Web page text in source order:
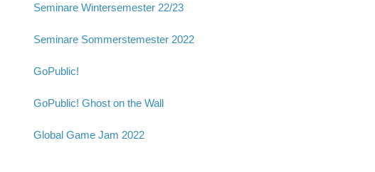
Seminare Wintersemester 22/23
Seminare Sommerstemester 2022
GoPublic!
GoPublic! Ghost on the Wall
Global Game Jam 2022